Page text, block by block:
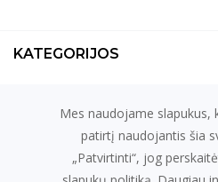
KATEGORIJOS
KONTAKTAIMes naudojame slapukus,
patirtį naudojantis šia
„Patvirtinti“, jog